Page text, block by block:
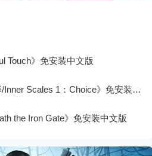
Touch》免安装中文版
《天平游戏1:抉择/Inner Scales 1：Choice》免安装中文版
the Iron Gate》免安装中文版